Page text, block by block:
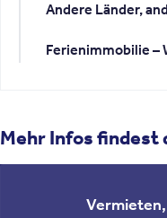
Andere Länder,
Ferienimmobilie –
Mehr Infos findest
Vermieten,